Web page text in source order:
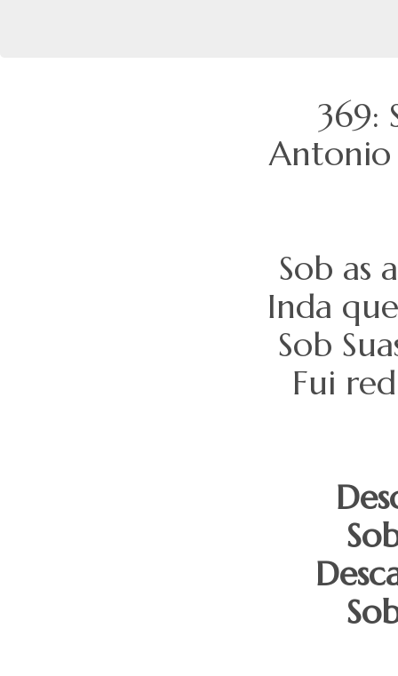
369:
Antonio
Sob as
Inda
Sob
Fui